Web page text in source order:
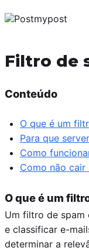
Filtro de
Conteúdo
O que é um
Para que
Como
Como não cair
O que é um
Um filtro de spam
e classificar e-
determinar a